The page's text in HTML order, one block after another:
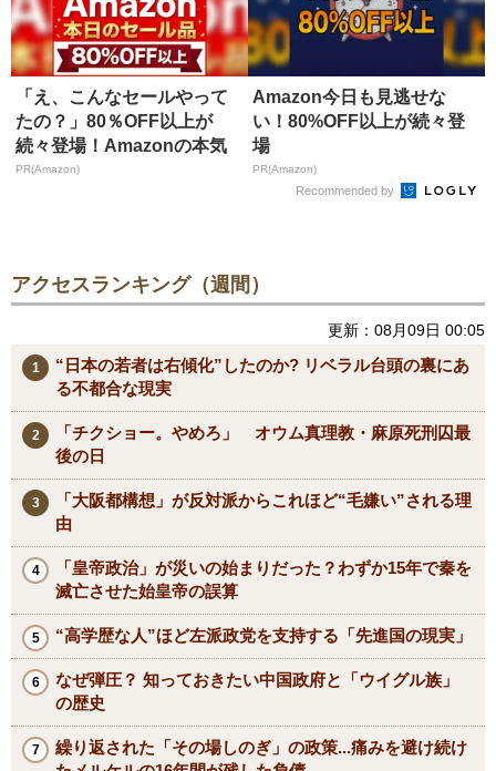
「え、こんなセールやって
たの？」80％OFF以上が
続々登場！Amazonの本気
が...
PR(Amazon)
Amazon今日も見逃せな
い！80%OFF以上が続々登
場
PR(Amazon)
Recommended by
アクセスランキング（週間）
更新：08月09日 00:05
“日本の若者は右傾化”したのか? リベラル台頭の裏にあ
る不都合な現実
「チクショー。やめろ」 オウム真理教・麻原死刑囚最
後の日
「大阪都構想」が反対派からこれほど“毛嫌い”される理
由
「皇帝政治」が災いの始まりだった？わずか15年で秦を
滅亡させた始皇帝の誤算
“高学歴な人”ほど左派政党を支持する「先進国の現実」
なぜ弾圧？ 知っておきたい中国政府と「ウイグル族」
の歴史
繰り返された「その場しのぎ」の政策...痛みを避け続け